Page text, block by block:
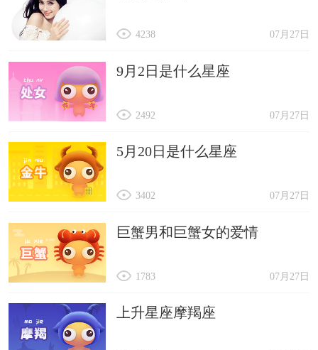
07月27日
4238
9月2日是什么星座
07月27日
2492
5月20日是什么星座
07月27日
3402
巨蟹男和巨蟹女的爱情
07月27日
1783
上升星座摩羯座